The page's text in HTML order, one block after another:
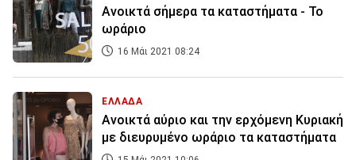
Ανοικτά σήμερα τα καταστήματα - Το
ωράριο
16 Μάι 2021 08:24
ΕΛΛΑΔΑ
Ανοικτά αύριο και την ερχόμενη Κυριακή
με διευρυμένο ωράριο τα καταστήματα